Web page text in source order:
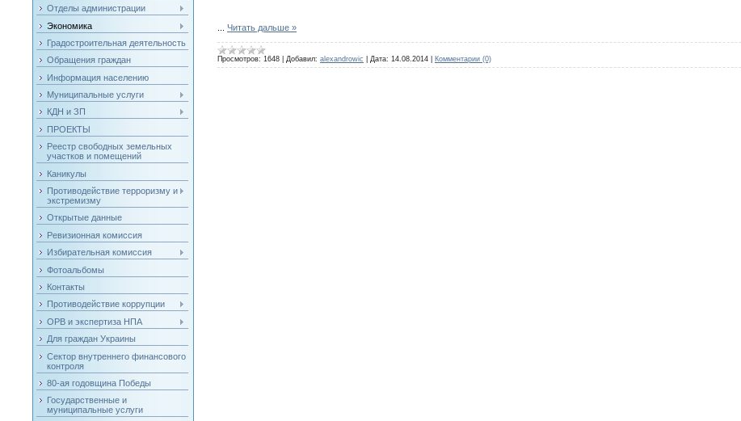
Отделы администрации
Экономика
Градостроительная деятельность
Обращения граждан
Информация населению
Муниципальные услуги
КДН и ЗП
ПРОЕКТЫ
Реестр свободных земельных
участков и помещений
Каникулы
Противодействие терроризму и
экстремизму
Открытые данные
Ревизионная комиссия
Избирательная комиссия
Фотоальбомы
Контакты
Противодействие коррупции
ОРВ и экспертиза НПА
Для граждан Украины
Сектор внутреннего финансового
контроля
80-ая годовщина Победы
Государственные и
муниципальные услуги
Читать дальше »
Просмотров: 1648 Добавил: alexandrowic Дата: 14.08.2014 Комментарии (0)